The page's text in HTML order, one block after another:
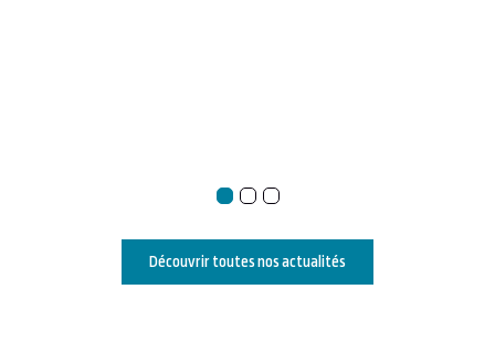
Découvrir toutes nos actualités